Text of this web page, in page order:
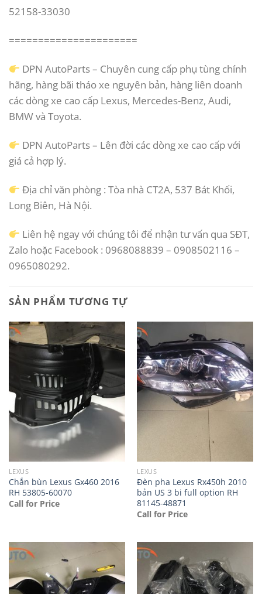
52158-33030
======================
DPN AutoParts – Chuyên cung cấp phụ tùng chính
hãng, hàng bãi tháo xe nguyên bản, hàng liên doanh
các dòng xe cao cấp Lexus, Mercedes-Benz, Audi,
BMW và Toyota.
DPN AutoParts – Lên đời các dòng xe cao cấp với
giá cả hợp lý.
Địa chỉ văn phòng : Tòa nhà CT2A, 537 Bát Khối,
Long Biên, Hà Nội.
Liên hệ ngay với chúng tôi để nhận tư vấn qua SĐT,
Zalo hoặc Facebook : 0968088839 – 0908502116 –
0965080292.
SẢN PHẨM TƯƠNG TỰ
LEXUS
Chắn bùn Lexus Gx460 2016
RH 53805-60070
Call for Price
LEXUS
Đèn pha Lexus Rx450h 2010
bản US 3 bi full option RH
81145-48871
Call for Price